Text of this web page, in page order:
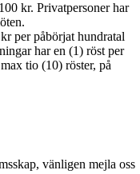
kr. Privatpersoner har
per påbörjat hundratal
har en (1) röst per
tio (10) röster, på
vänligen mejla oss